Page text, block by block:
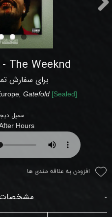
The Weeknd
برای سفارش
,Gatefold [Sealed]
سمپل
Hours
افزودن به علاقه مندی ها